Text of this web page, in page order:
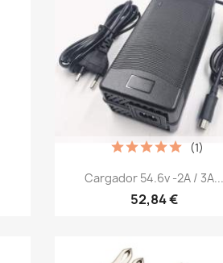
Vista rápida
Cargador 54.6v -2A / 3A...
52,84 €
(1)